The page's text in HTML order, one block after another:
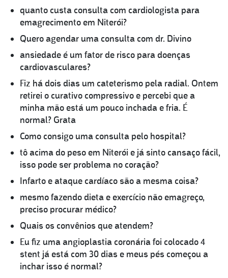
quanto custa consulta com cardiologista para
emagrecimento em Niterói?
Quero agendar uma consulta com dr. Divino
ansiedade é um fator de risco para doenças
cardiovasculares?
Fiz há dois dias um cateterismo pela radial. Ontem
retirei o curativo compressivo e percebi que a
minha mão está um pouco inchada e fria. É
normal? Grata
Como consigo uma consulta pelo hospital?
tô acima do peso em Niterói e já sinto cansaço fácil,
isso pode ser problema no coração?
Infarto e ataque cardíaco são a mesma coisa?
mesmo fazendo dieta e exercício não emagreço,
preciso procurar médico?
Quais os convênios que atendem?
Eu fiz uma angioplastia coronária foi colocado 4
stent já está com 30 dias e meus pés começou a
inchar isso é normal?